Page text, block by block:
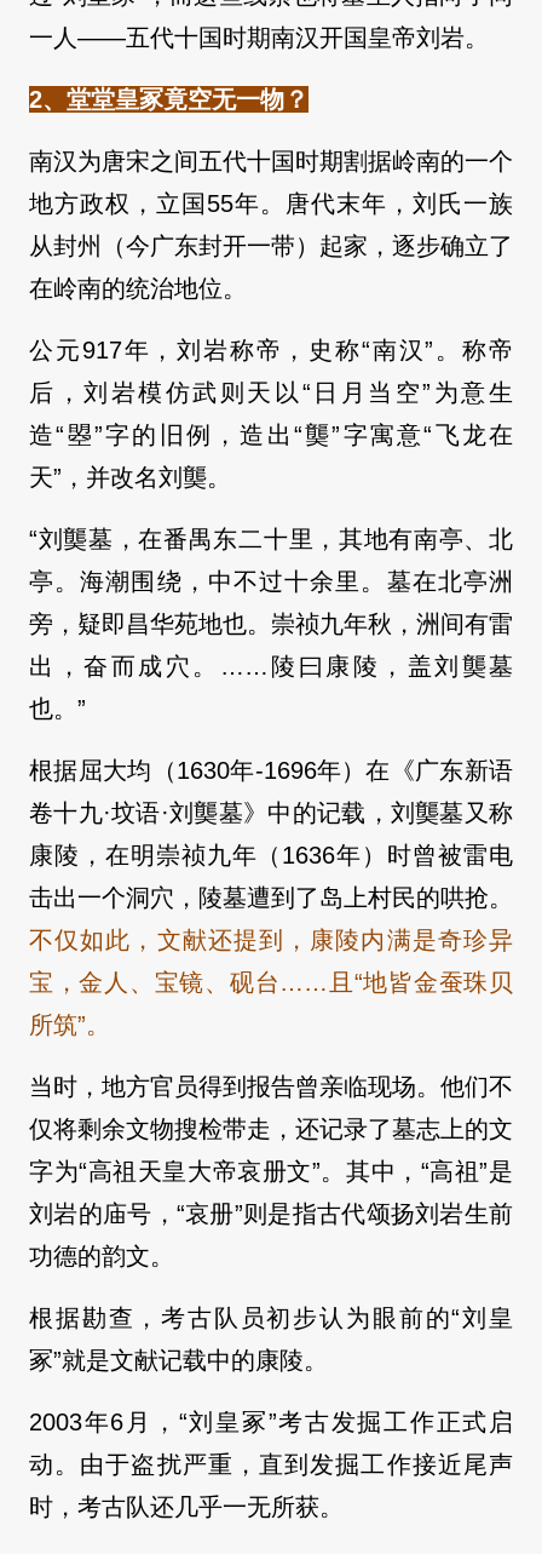
一人——五代十国时期南汉开国皇帝刘岩。
2、堂堂皇冢竟空无一物？
南汉为唐宋之间五代十国时期割据岭南的一个
地方政权，立国55年。唐代末年，刘氏一族
从封州（今广东封开一带）起家，逐步确立了
在岭南的统治地位。
公元917年，刘岩称帝，史称“南汉”。称帝
后，刘岩模仿武则天以“日月当空”为意生
造“曌”字的旧例，造出“龑”字寓意“飞龙在
天”，并改名刘龑。
“刘龑墓，在番禺东二十里，其地有南亭、北
亭。海潮围绕，中不过十余里。墓在北亭洲
旁，疑即昌华苑地也。崇祯九年秋，洲间有雷
出，奋而成穴。……陵曰康陵，盖刘龑墓
也。”
根据屈大均（1630年-1696年）在《广东新语
卷十九·坟语·刘龑墓》中的记载，刘龑墓又称
康陵，在明崇祯九年（1636年）时曾被雷电
击出一个洞穴，陵墓遭到了岛上村民的哄抢。
不仅如此，文献还提到，康陵内满是奇珍异
宝，金人、宝镜、砚台……且“地皆金蚕珠贝
所筑”。
当时，地方官员得到报告曾亲临现场。他们不
仅将剩余文物搜检带走，还记录了墓志上的文
字为“高祖天皇大帝哀册文”。其中，“高祖”是
刘岩的庙号，“哀册”则是指古代颂扬刘岩生前
功德的韵文。
根据勘查，考古队员初步认为眼前的“刘皇
冢”就是文献记载中的康陵。
2003年6月，“刘皇冢”考古发掘工作正式启
动。由于盗扰严重，直到发掘工作接近尾声
时，考古队还几乎一无所获。